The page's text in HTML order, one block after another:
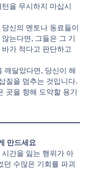
을 무시하지 마십시
당신의 멘토나 동료들이
는다면, 그들은 그 기
가 적다고 판단하고
깨달았다면, 당신이 해
질을 멈추는 것입니다.
곳을 향해 도약할 용기
만드세요
간을 잃는 행위가 아
던 수많은 기회를 파괴